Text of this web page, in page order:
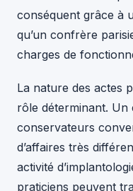
conséquent grâce à
qu’un confrère
charges de
La nature des actes
rôle déterminant. Un
conservateurs
d’affaires très
activité
praticiens peuvent